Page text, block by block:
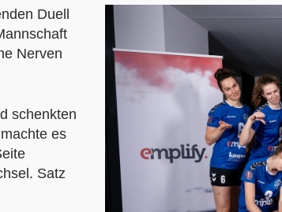
Duell
Nerven
schenkten
es
Satz